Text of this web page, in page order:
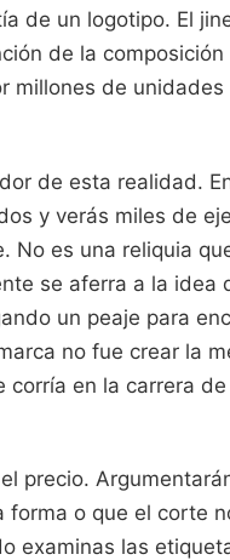
de un logotipo. El
de la
millones de unidades
de esta realidad.
y verás miles de
No es una reliquia
se aferra a la idea
un peaje para
no fue crear la
corría en la carrera
precio.
o que el corte
examinas las